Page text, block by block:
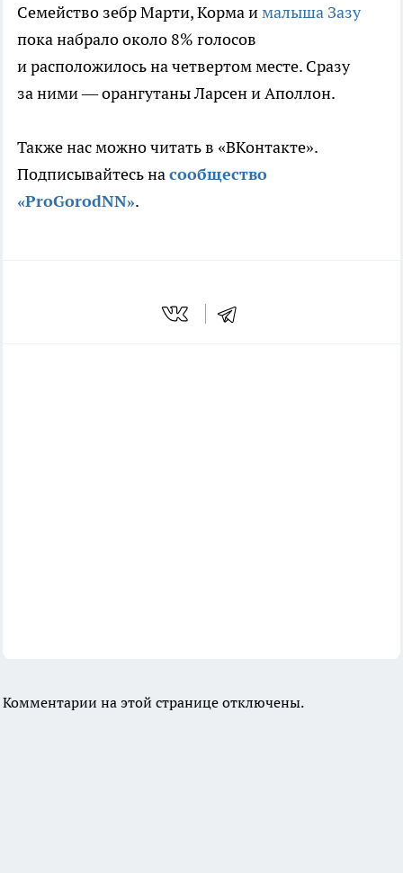
Семейство зебр Марти, Корма ималыша Зазу
пока набрало около 8% голосов
и расположилось на четвертом месте. Сразу
за ними — орангутаны Ларсен и Аполлон.
Также нас можно читать в «ВКонтакте».
Подписывайтесь насообщество
«ProGorodNN».
Комментарии на этой странице отключены.